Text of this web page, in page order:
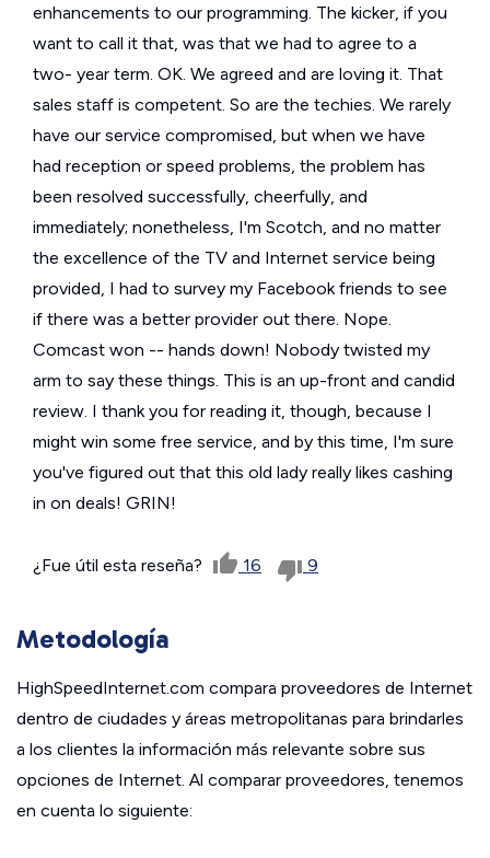
enhancements to our programming. The kicker, if you
want to call it that, was that we had to agree to a
two- year term. OK. We agreed and are loving it. That
sales staff is competent. So are the techies. We rarely
have our service compromised, but when we have
had reception or speed problems, the problem has
been resolved successfully, cheerfully, and
immediately; nonetheless, I'm Scotch, and no matter
the excellence of the TV and Internet service being
provided, I had to survey my Facebook friends to see
if there was a better provider out there. Nope.
Comcast won -- hands down! Nobody twisted my
arm to say these things. This is an up-front and candid
review. I thank you for reading it, though, because I
might win some free service, and by this time, I'm sure
you've figured out that this old lady really likes cashing
in on deals! GRIN!
¿Fue útil esta reseña? 16 9
Metodología
HighSpeedInternet.com compara proveedores de Internet
dentro de ciudades y áreas metropolitanas para brindarles
a los clientes la información más relevante sobre sus
opciones de Internet. Al comparar proveedores, tenemos
en cuenta lo siguiente: